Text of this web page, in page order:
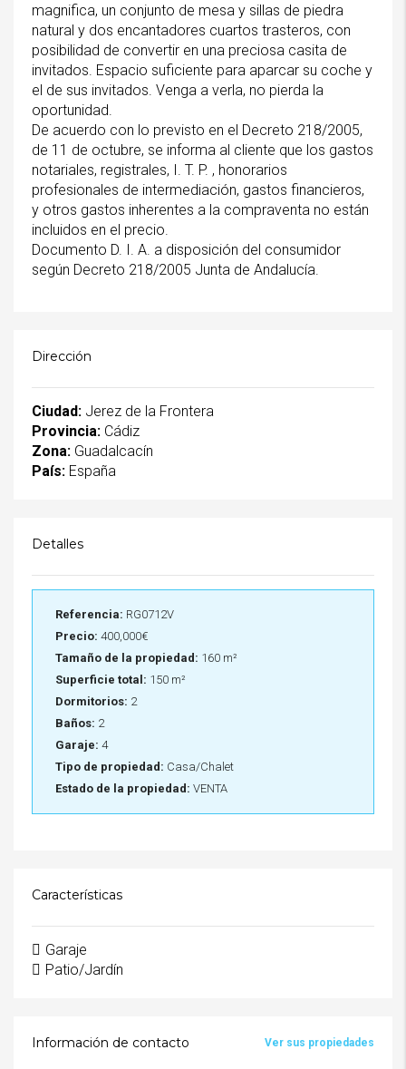
magnifica, un conjunto de mesa y sillas de piedra
natural y dos encantadores cuartos trasteros, con
posibilidad de convertir en una preciosa casita de
invitados. Espacio suficiente para aparcar su coche y
el de sus invitados. Venga a verla, no pierda la
oportunidad.
De acuerdo con lo previsto en el Decreto 218/2005,
de 11 de octubre, se informa al cliente que los gastos
notariales, registrales, I. T. P. , honorarios
profesionales de intermediación, gastos financieros,
y otros gastos inherentes a la compraventa no están
incluidos en el precio.
Documento D. I. A. a disposición del consumidor
según Decreto 218/2005 Junta de Andalucía.
Dirección
Ciudad: Jerez de la Frontera
Provincia: Cádiz
Zona: Guadalcacín
País: España
Detalles
Referencia: RG0712V
Precio: 400,000€
Tamaño de la propiedad: 160 m²
Superficie total: 150 m²
Dormitorios: 2
Baños: 2
Garaje: 4
Tipo de propiedad: Casa/Chalet
Estado de la propiedad: VENTA
Características
Garaje
Patio/Jardín
Información de contacto Ver sus propiedades